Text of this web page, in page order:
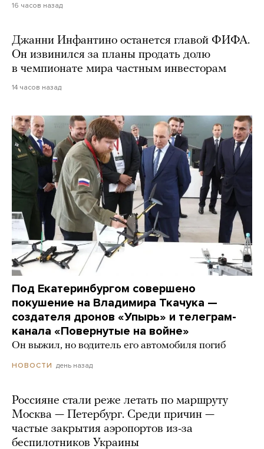
16 часов назад
Джанни Инфантино останется главой ФИФА.
Он извинился за планы продать долю
в чемпионате мира частным инвесторам
14 часов назад
Под Екатеринбургом совершено
покушение на Владимира Ткачука —
создателя дронов «Упырь» и телеграм-
канала «Повернутые на войне»
Он выжил, но водитель его автомобиля погиб
НОВОСТИ день назад
Россияне стали реже летать по маршруту
Москва — Петербург. Среди причин —
частые закрытия аэропортов из-за
беспилотников Украины